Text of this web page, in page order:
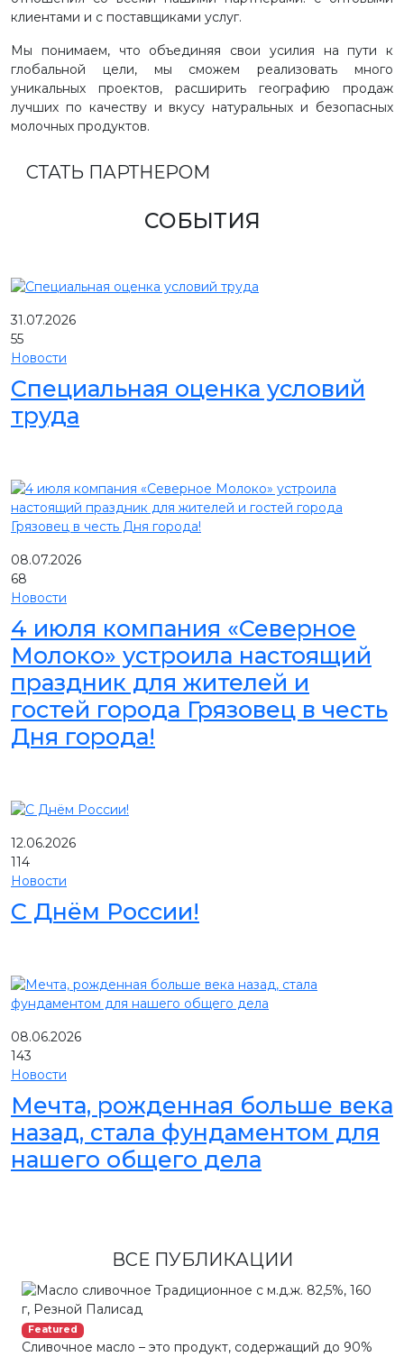
клиентами и с поставщиками услуг.
Мы понимаем, что объединяя свои усилия на пути к
глобальной цели, мы сможем реализовать много
уникальных проектов, расширить географию продаж
лучших по качеству и вкусу натуральных и безопасных
молочных продуктов.
СТАТЬ ПАРТНЕРОМ
СОБЫТИЯ
31.07.2026
55
Новости
Специальная оценка условий
труда
08.07.2026
68
Новости
4 июля компания «Северное
Молоко» устроила настоящий
праздник для жителей и
гостей города Грязовец в честь
Дня города!
12.06.2026
114
Новости
С Днём России!
08.06.2026
143
Новости
Мечта, рожденная больше века
назад, стала фундаментом для
нашего общего дела
ВСЕ ПУБЛИКАЦИИ
Featured
Сливочное масло – это продукт, содержащий до 90%